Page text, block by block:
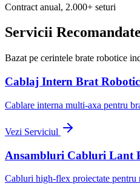
Contract anual, 2.000+ seturi
Servicii Recomandate
Bazat pe cerintele brate robotice
Cablaj Intern Brat Robotic
Cablare interna multi-axa pentru
Vezi Serviciul
Ansambluri Cabluri Lant
Cabluri high-flex proiectate pentru